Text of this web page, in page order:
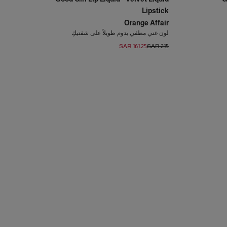
Lipstick
Orange Affair
لون غني مطفي يدوم طويلاً على شفتيكِ
SAR 215
SAR 161.25